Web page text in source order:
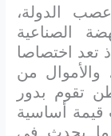
الدولة،
الصناعية
تعد اختصاصا
من
تقوم بدور
أساسية